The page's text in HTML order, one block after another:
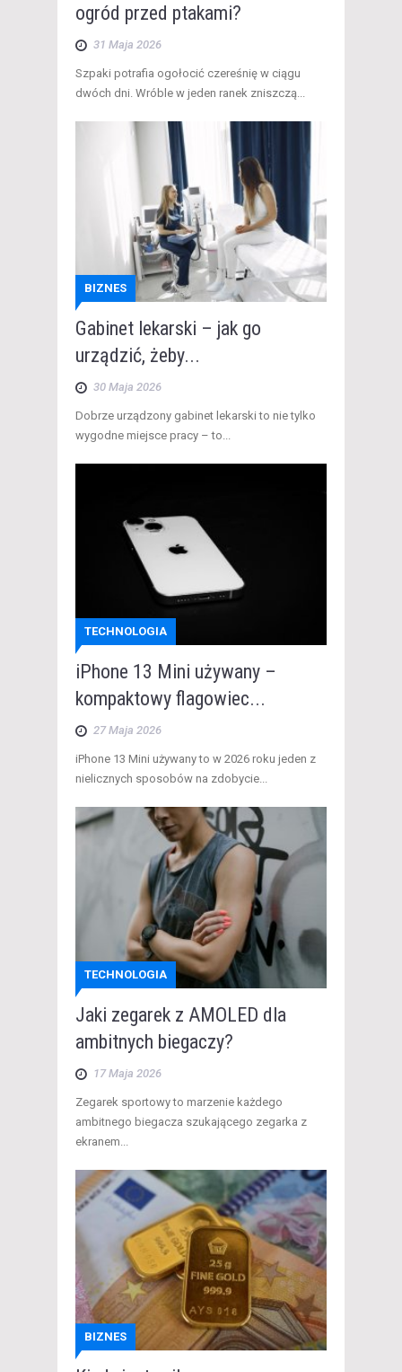
ogród przed ptakami?
31 Maja 2026
​Szpaki potrafia ogołocić czereśnię w ciągu
dwóch dni. Wróble w jeden ranek zniszczą...
BIZNES
Gabinet lekarski – jak go
urządzić, żeby...
30 Maja 2026
​Dobrze urządzony gabinet lekarski to nie tylko
wygodne miejsce pracy – to...
TECHNOLOGIA
iPhone 13 Mini używany –
kompaktowy flagowiec...
27 Maja 2026
​iPhone 13 Mini używany to w 2026 roku jeden z
nielicznych sposobów na zdobycie...
TECHNOLOGIA
Jaki zegarek z AMOLED dla
ambitnych biegaczy?
17 Maja 2026
​Zegarek sportowy to marzenie każdego
ambitnego biegacza szukającego zegarka z
ekranem...
BIZNES